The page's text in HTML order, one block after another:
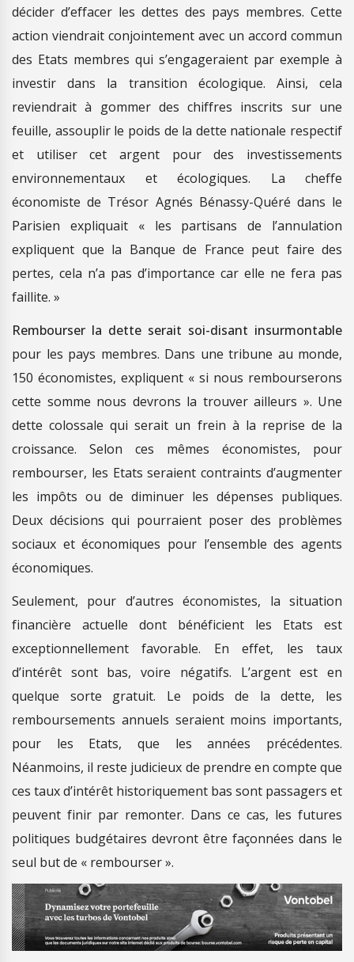
décider d’effacer les dettes des pays membres. Cette
action viendrait conjointement avec un accord commun
des Etats membres qui s’engageraient par exemple à
investir dans la transition écologique. Ainsi, cela
reviendrait à gommer des chiffres inscrits sur une
feuille, assouplir le poids de la dette nationale respectif
et utiliser cet argent pour des investissements
environnementaux et écologiques. La cheffe
économiste de Trésor Agnés Bénassy-Quéré dans le
Parisien expliquait « les partisans de l’annulation
expliquent que la Banque de France peut faire des
pertes, cela n’a pas d’importance car elle ne fera pas
faillite. »
Rembourser la dette serait soi-disant insurmontable
pour les pays membres. Dans une tribune au monde,
150 économistes, expliquent « si nous rembourserons
cette somme nous devrons la trouver ailleurs ». Une
dette colossale qui serait un frein à la reprise de la
croissance. Selon ces mêmes économistes, pour
rembourser, les Etats seraient contraints d’augmenter
les impôts ou de diminuer les dépenses publiques.
Deux décisions qui pourraient poser des problèmes
sociaux et économiques pour l’ensemble des agents
économiques.
Seulement, pour d’autres économistes, la situation
financière actuelle dont bénéficient les Etats est
exceptionnellement favorable. En effet, les taux
d’intérêt sont bas, voire négatifs. L’argent est en
quelque sorte gratuit. Le poids de la dette, les
remboursements annuels seraient moins importants,
pour les Etats, que les années précédentes.
Néanmoins, il reste judicieux de prendre en compte que
ces taux d’intérêt historiquement bas sont passagers et
peuvent finir par remonter. Dans ce cas, les futures
politiques budgétaires devront être façonnées dans le
seul but de « rembourser ».